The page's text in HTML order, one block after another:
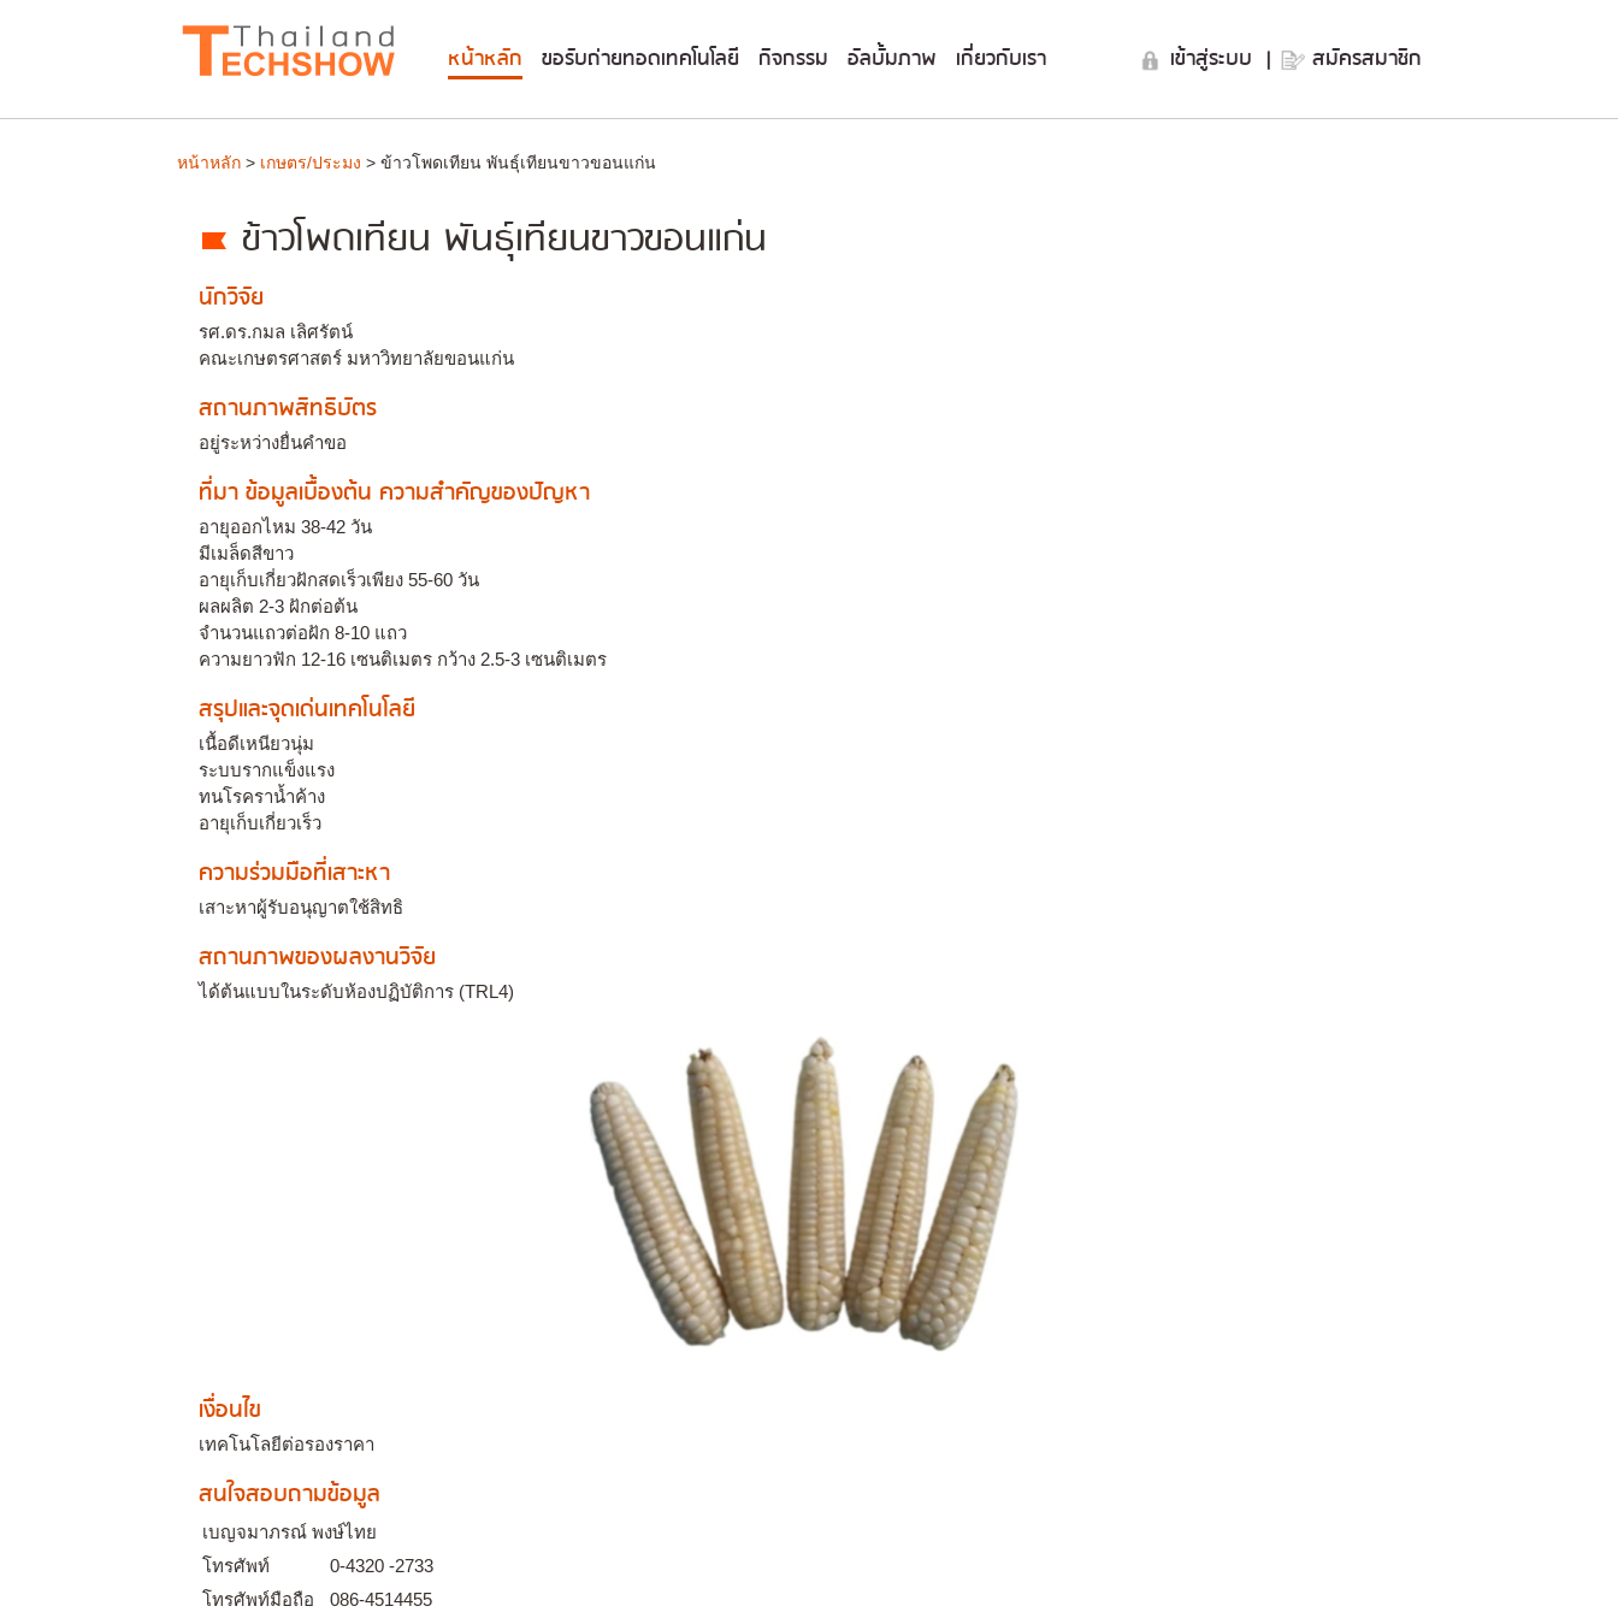
หน้าหลัก ขอรับถ่ายทอดเทคโนโลยี กิจกรรม อัลบั้มภาพ เกี่ยวกับเรา เข้าสู่ระบบ | สมัครสมาชิก
หน้าหลัก > เกษตร/ประมง > ข้าวโพดเทียน พันธุ์เทียนขาวขอนแก่น
ข้าวโพดเทียน พันธุ์เทียนขาวขอนแก่น
นักวิจัย
รศ.ดร.กมล เลิศรัตน์
คณะเกษตรศาสตร์ มหาวิทยาลัยขอนแก่น
สถานภาพสิทธิบัตร
อยู่ระหว่างยื่นคำขอ
ที่มา ข้อมูลเบื้องต้น ความสำคัญของปัญหา
อายุออกไหม 38-42 วัน
มีเมล็ดสีขาว
อายุเก็บเกี่ยวฝักสดเร็วเพียง 55-60 วัน
ผลผลิต 2-3 ฝักต่อต้น
จำนวนแถวต่อฝัก 8-10 แถว
ความยาวฟัก 12-16 เซนติเมตร กว้าง 2.5-3 เซนติเมตร
สรุปและจุดเด่นเทคโนโลยี
เนื้อดีเหนียวนุ่ม
ระบบรากแข็งแรง
ทนโรคราน้ำค้าง
อายุเก็บเกี่ยวเร็ว
ความร่วมมือที่เสาะหา
เสาะหาผู้รับอนุญาตใช้สิทธิ
สถานภาพของผลงานวิจัย
ได้ต้นแบบในระดับห้องปฏิบัติการ (TRL4)
เงื่อนไข
เทคโนโลยีต่อรองราคา
สนใจสอบถามข้อมูล
เบญจมาภรณ์ พงษ์ไทย
โทรศัพท์
0-4320 -2733
โทรศัพท์มือถือ
086-4514455